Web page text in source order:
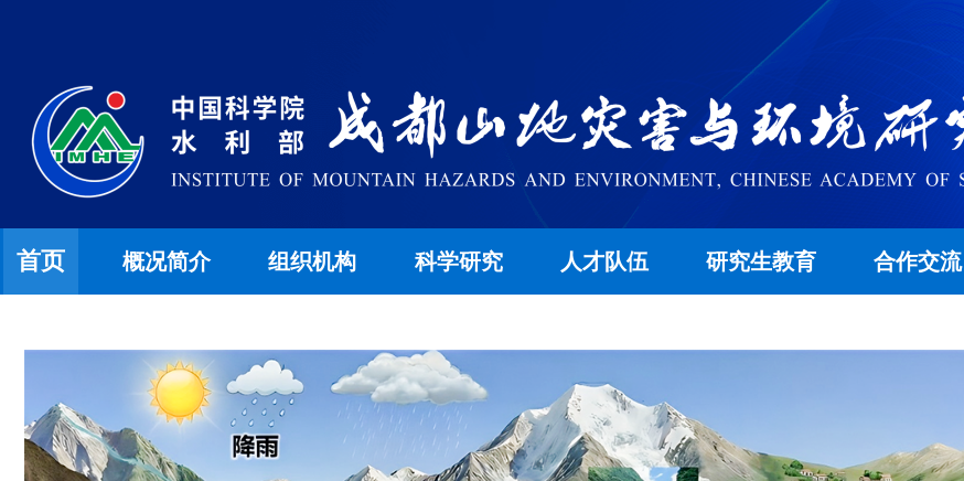
首页 概况简介 组织机构 科学研究 人才队伍 研究生教育 合作交流